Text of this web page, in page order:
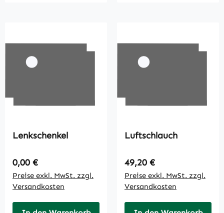
Lenkschenkel
Regulärer Preis:
0,00 €
Preise exkl. MwSt. zzgl.
Versandkosten
Luftschlauch
Regulärer Preis:
49,20 €
Preise exkl. MwSt. zzgl.
Versandkosten